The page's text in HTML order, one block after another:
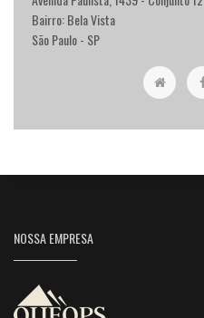
Bairro: Bela Vista
São Paulo - SP
NOSSA EMPRESA